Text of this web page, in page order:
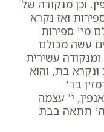
וכן מנקודה של
ואז נקרא
מי’ ספירות
עשה מכולם
עשירית
בת, והוא
בד’
י’ עצמה
ה’ תתאה בבת